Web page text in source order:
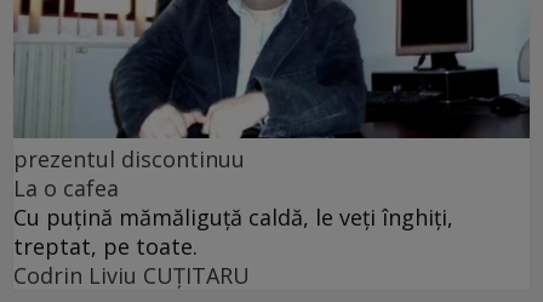
prezentul discontinuu
La o cafea
Cu puţină mămăliguţă caldă, le veţi înghiţi,
treptat, pe toate.
Codrin Liviu CUŢITARU